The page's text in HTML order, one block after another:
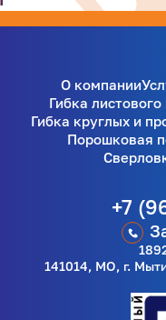
О компании
Гибка
Гибка круглых и
Порошковая
+7
141014, МО, г.